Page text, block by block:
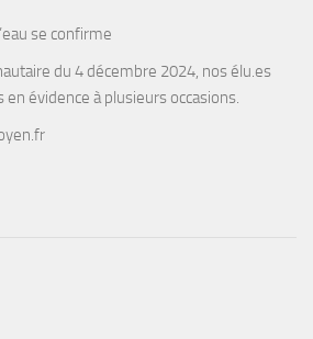
se confirme
du 4 décembre 2024, nos élu.es
en évidence à plusieurs occasions.